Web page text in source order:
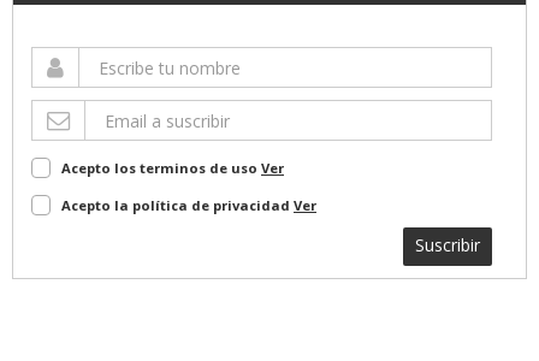
Acepto los terminos de uso Ver
Acepto la política de privacidad Ver
Suscribir